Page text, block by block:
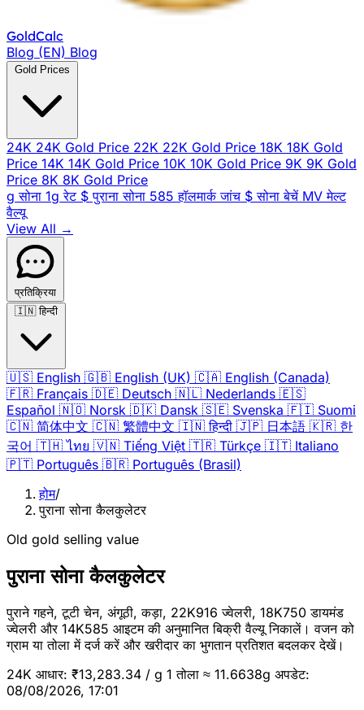
GoldCalc
Blog (EN) Blog
Gold Prices
24K 24K Gold Price 22K 22K Gold Price 18K 18K Gold
Price 14K 14K Gold Price 10K 10K Gold Price 9K 9K Gold
Price 8K 8K Gold Price
gसोना 1g रेट $पुराना सोना 585हॉलमार्क जांच $सोना बेचें MVमेल्ट
वैल्यू
View All →
प्रतिक्रिया
🇮🇳 हिन्दी
🇺🇸 English 🇬🇧 English (UK) 🇨🇦 English (Canada)
🇫🇷 Français 🇩🇪 Deutsch 🇳🇱 Nederlands 🇪🇸
Español 🇳🇴 Norsk 🇩🇰 Dansk 🇸🇪 Svenska 🇫🇮 Suomi
🇨🇳 简体中文 🇨🇳 繁體中文 🇮🇳 हिन्दी 🇯🇵 日本語 🇰🇷 한
국어 🇹🇭 ไทย 🇻🇳 Tiếng Việt 🇹🇷 Türkçe 🇮🇹 Italiano
🇵🇹 Português 🇧🇷 Português (Brasil)
होम/
पुराना सोना कैलकुलेटर
Old gold selling value
पुराना सोना कैलकुलेटर
पुराने गहने, टूटी चेन, अंगूठी, कड़ा, 22K916 ज्वेलरी, 18K750 डायमंड
ज्वेलरी और 14K585 आइटम की अनुमानित बिक्री वैल्यू निकालें। वजन को
ग्राम या तोला में दर्ज करें और खरीदार का भुगतान प्रतिशत बदलकर देखें।
24K आधार: ₹13,283.34 / g 1 तोला ≈ 11.6638g अपडेट:
08/08/2026, 17:01